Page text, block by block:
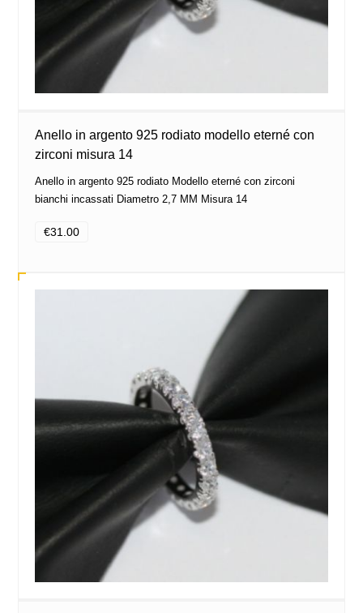
Anello in argento 925 rodiato modello eterné con
zirconi misura 14
Anello in argento 925 rodiato Modello eterné con zirconi
bianchi incassati Diametro 2,7 MM Misura 14
€31.00